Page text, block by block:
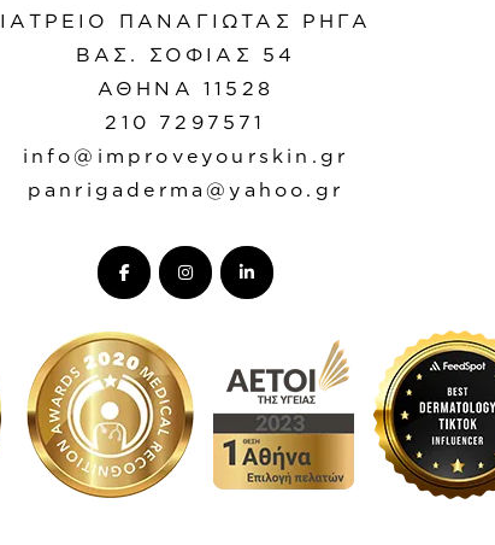
ΙΑΤΡΕΙΟ ΠΑΝΑΓΙΩΤΑΣ ΡΗΓΑ
ΒΑΣ. ΣΟΦΙΑΣ 54
ΑΘΗΝΑ 11528
210 7297571
info@improveyourskin.gr
panrigaderma@yahoo.gr